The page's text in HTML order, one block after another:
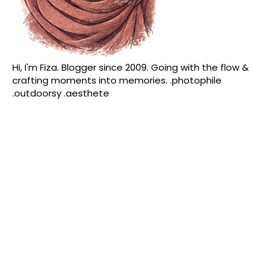
Hi, I'm Fiza. Blogger since 2009. Going with the flow &
crafting moments into memories. .photophile
.outdoorsy .aesthete